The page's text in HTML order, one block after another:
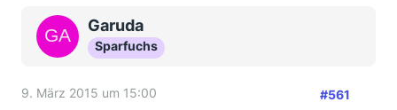
Garuda
Sparfuchs
9. März 2015 um 15:00 #561